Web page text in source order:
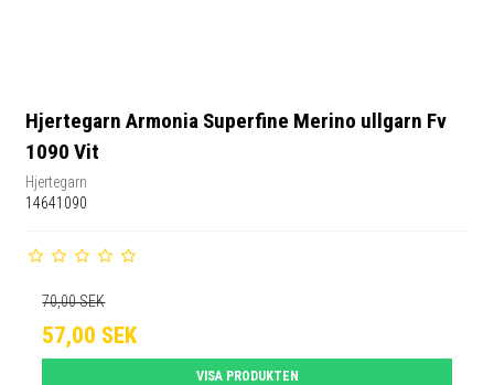
Hjertegarn Armonia Superfine Merino ullgarn Fv
1090 Vit
Hjertegarn
14641090
70,00 SEK
57,00 SEK
VISA PRODUKTEN